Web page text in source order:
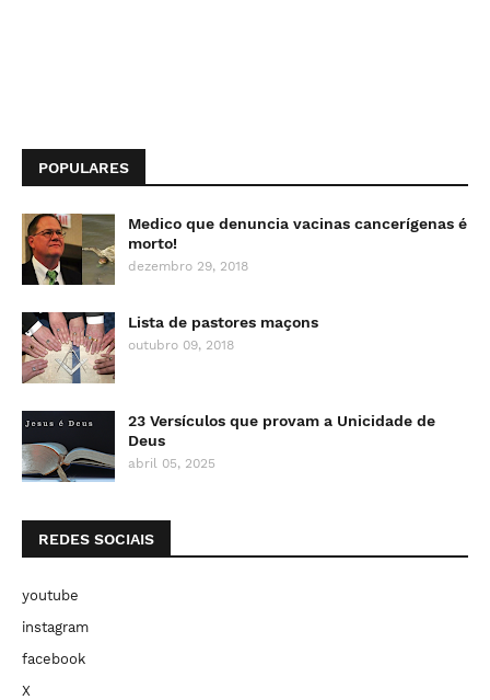
POPULARES
Medico que denuncia vacinas cancerígenas é
morto!
dezembro 29, 2018
Lista de pastores maçons
outubro 09, 2018
23 Versículos que provam a Unicidade de
Deus
abril 05, 2025
REDES SOCIAIS
youtube
instagram
facebook
X